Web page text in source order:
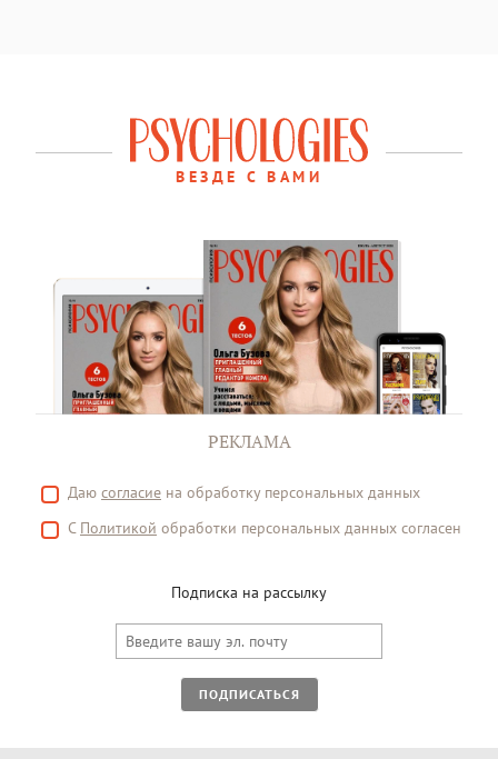
ВЕЗДЕ С ВАМИ
РЕКЛАМА
Даю согласие на обработку персональных данных
С Политикой обработки персональных данных согласен
Подписка на рассылку
ПОДПИСАТЬСЯ